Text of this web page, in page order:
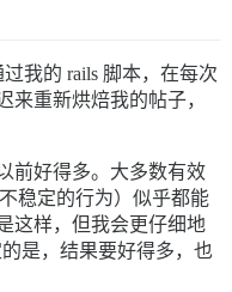
我的 rails 脚本，在每次
来重新烘焙我的帖子，
前好得多。大多数有效
稳定的行为）似乎都能
这样，但我会更仔细地
是，结果要好得多，也